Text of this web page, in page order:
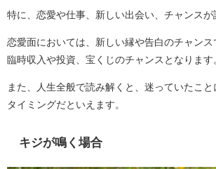
特に、恋愛や仕事、新しい出会い、チャンスが
恋愛面においては、新しい縁や告白のチャンス
臨時収入や投資、宝くじのチャンスとなります
また、人生全般で読み解くと、迷っていたこ
タイミングだといえます。
キジが鳴く場合